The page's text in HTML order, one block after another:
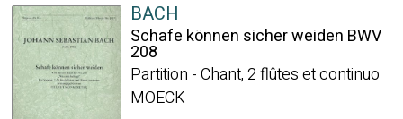
BACH
Schafe können sicher weiden BWV
208
Partition - Chant, 2 flûtes et continuo
MOECK